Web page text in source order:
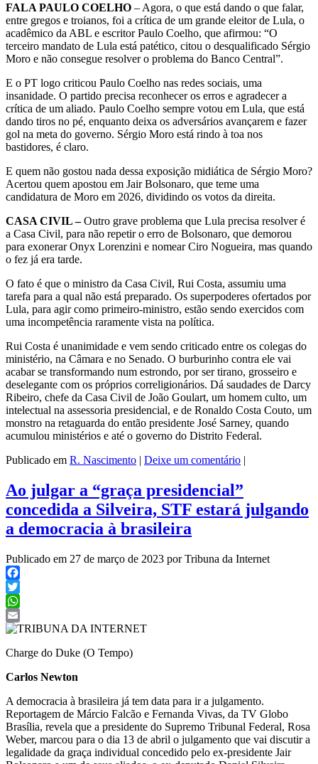
FALA PAULO COELHO – Agora, o que está dando o que falar,
entre gregos e troianos, foi a crítica de um grande eleitor de Lula, o
acadêmico da ABL e escritor Paulo Coelho, que afirmou: “O
terceiro mandato de Lula está patético, citou o desqualificado Sérgio
Moro e não consegue resolver o problema do Banco Central”.
E o PT logo criticou Paulo Coelho nas redes sociais, uma
insanidade. O partido precisa reconhecer os erros e agradecer a
crítica de um aliado. Paulo Coelho sempre votou em Lula, que está
dando tiros no pé, enquanto deixa os adversários avançarem e fazer
gol na meta do governo. Sérgio Moro está rindo à toa nos
bastidores, é claro.
E quem não gostou nada dessa exposição midiática de Sérgio Moro?
Acertou quem apostou em Jair Bolsonaro, que teme uma
candidatura de Moro em 2026, dividindo os votos da direita.
CASA CIVIL –Outro grave problema que Lula precisa resolver é
a Casa Civil, para não repetir o erro de Bolsonaro, que demorou
para exonerar Onyx Lorenzini e nomear Ciro Nogueira, mas quando
o fez já era tarde.
O fato é que o ministro da Casa Civil, Rui Costa, assumiu uma
tarefa para a qual não está preparado. Os superpoderes ofertados por
Lula, para agir como primeiro-ministro, estão sendo exercidos com
uma incompetência raramente vista na política.
Rui Costa é unanimidade e vem sendo criticado entre os colegas do
ministério, na Câmara e no Senado. O burburinho contra ele vai
acabar se transformando num estrondo, por ser tirano, grosseiro e
deselegante com os próprios correligionários. Dá saudades de Darcy
Ribeiro, chefe da Casa Civil de João Goulart, um homem culto, um
intelectual na assessoria presidencial, e de Ronaldo Costa Couto, um
monstro na retaguarda do então presidente José Sarney, quando
acumulou ministérios e até o governo do Distrito Federal.
Publicado em R. Nascimento | Deixe um comentário |
Ao julgar a “graça presidencial”
concedida a Silveira, STF estará julgando
a democracia à brasileira
Publicado em 27 de março de 2023 por Tribuna da Internet
Facebook
Twitter
WhatsApp
Email
Charge do Duke (O Tempo)
Carlos Newton
A democracia à brasileira já tem data para ir a julgamento.
Reportagem de Márcio Falcão e Fernanda Vivas, da TV Globo
Brasília, revela que a presidente do Supremo Tribunal Federal, Rosa
Weber, marcou para o dia 13 de abril o julgamento que vai discutir a
legalidade da graça individual concedido pelo ex-presidente Jair